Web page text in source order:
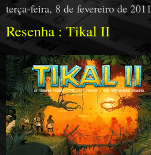
terça-feira, 8 de fevereiro de 2011
Resenha : Tikal II